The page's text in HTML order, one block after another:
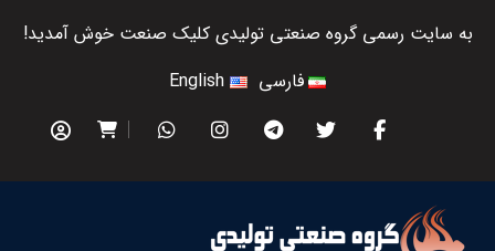
به سایت رسمی گروه صنعتی تولیدی کلیک صنعت خوش آمدید!
فارسی
English